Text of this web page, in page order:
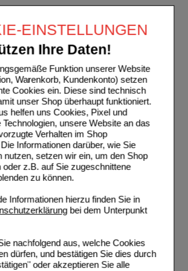
EINSTELLUNGEN
Ihre Daten!
Funktion unserer Website
Warenkorb, Kundenkonto) setzen
Cookies ein. Diese sind technisch
unser Shop überhaupt funktioniert.
helfen uns Cookies, Pixel und
unsere Website an das
Verhalten im Shop
Informationen darüber, wie Sie
nutzen, setzen wir ein, um den Shop
oder z.B. auf Sie zugeschnittene
zu können.
Informationen hierzu finden Sie in
bei dem Unterpunkt
nachfolgend aus, welche Cookies
dürfen, und bestätigen Sie dies durch
oder akzeptieren Sie alle